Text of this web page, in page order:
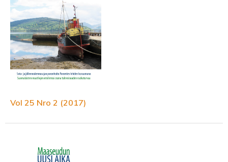
Vol 25 Nro 2 (2017)